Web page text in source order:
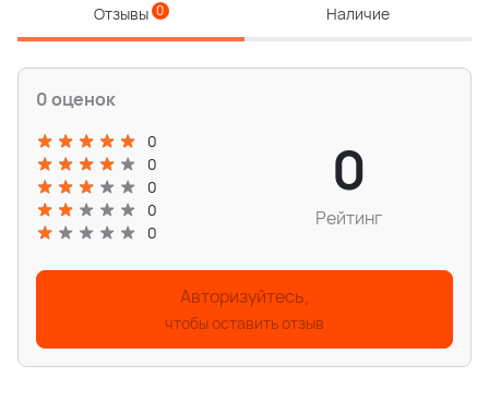
Отзывы 0 Наличие
0 оценок
0
0
0
0
0
0
Рейтинг
Авторизуйтесь,
чтобы оставить отзыв